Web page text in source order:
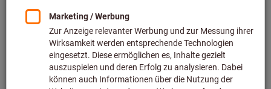
OCI (Open Catalog Interface) ist eine SAP-
Standardschnittstelle, die es ermöglicht, per Knopfdruck in
Ihren Hoffmann Group eShop zu gelangen, um die
gewünschten Produkte in den Warenkorb zu legen und die